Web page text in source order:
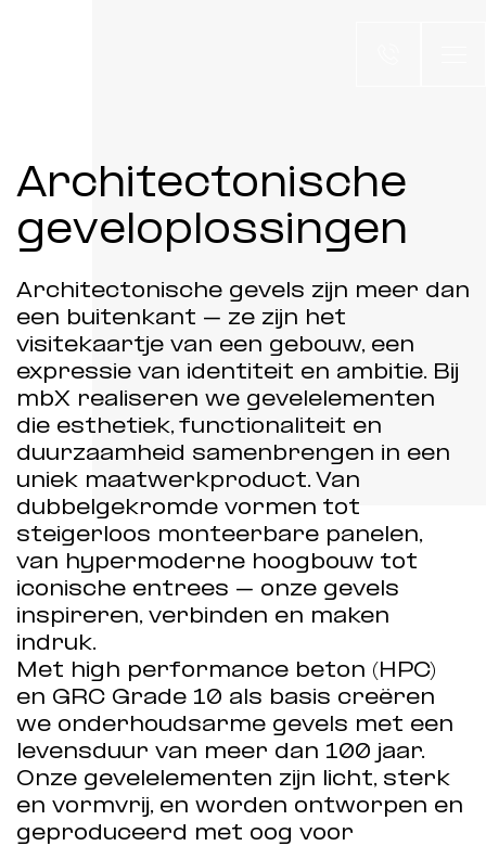
Architectonische
geveloplossingen
Architectonische gevels zijn meer dan
een buitenkant – ze zijn het
visitekaartje van een gebouw, een
expressie van identiteit en ambitie. Bij
mbX realiseren we gevelelementen
die esthetiek, functionaliteit en
duurzaamheid samenbrengen in een
uniek maatwerkproduct. Van
dubbelgekromde vormen tot
steigerloos monteerbare panelen,
van hypermoderne hoogbouw tot
iconische entrees – onze gevels
inspireren, verbinden en maken
indruk.
Met high performance beton (HPC)
en GRC Grade 10 als basis creëren
we onderhoudsarme gevels met een
levensduur van meer dan 100 jaar.
Onze gevelelementen zijn licht, sterk
en vormvrij, en worden ontworpen en
geproduceerd met oog voor